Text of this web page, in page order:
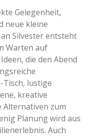
Gelegenheit,
neue kleine
Silvester entsteht
Warten auf
die den Abend
Tisch, lustige
kreative
zum
Planung wird aus
Auch